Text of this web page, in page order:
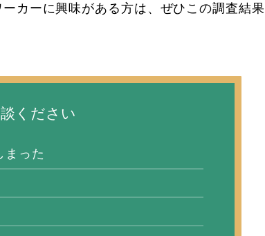
カーに興味がある方は、ぜひこの調査結果
ください
まった